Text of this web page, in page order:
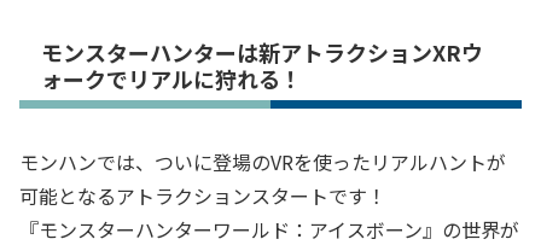
モンスターハンターは新アトラクションXRウ
ォークでリアルに狩れる！
モンハンでは、ついに登場のVRを使ったリアルハントが
可能となるアトラクションスタートです！
『モンスターハンターワールド：アイスボーン』の世界が